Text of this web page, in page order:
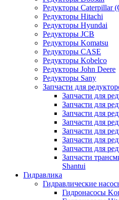
Редукторы Caterpillar
Редукторы Hitachi
Редукторы Hyundai
Редукторы JCB
Редукторы Komatsu
Редукторы CASE
Редукторы Kobelco
Редукторы John Deere
Редукторы Sany
Запчасти для
Запчасти для
Запчасти для
Запчасти для
Запчасти для
Запчасти для
Запчасти для
Запчасти для
Запчасти
Shantui
Гидравлика
Гидравлические
Гидронасосы